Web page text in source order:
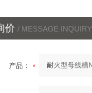
价 / MESSAGE INQUIRY
产品：